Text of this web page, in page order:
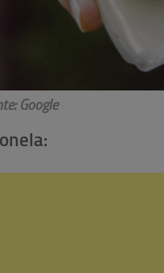
Google